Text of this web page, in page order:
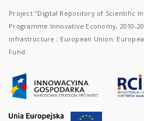
Project "Digital Repository of Scientific
Programme Innovative Economy, 2010-
infrastructure ; European Union.
Fund.